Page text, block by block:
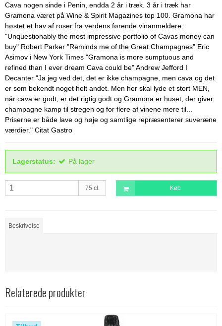
Cava nogen sinde i Penin, endda 2 år i træk. 3 år i træk har
Gramona været på Wine & Spirit Magazines top 100. Gramona har
høstet et hav af roser fra verdens førende vinanmeldere:
"Unquestionably the most impressive portfolio of Cavas money can
buy" Robert Parker "Reminds me of the Great Champagnes" Eric
Asimov i New York Times "Gramona is more sumptuous and
refined than I ever dream Cava could be" Andrew Jefford I
Decanter "Ja jeg ved det, det er ikke champagne, men cava og det
er som bekendt noget helt andet. Men her skal lyde et stort MEN,
når cava er godt, er det rigtig godt og Gramona er huset, der giver
champagne kamp til stregen og for flere af vinene mere til...
Priserne er både lave og høje og samtlige repræsenterer suveræne
værdier." Citat Gastro
Lagerstatus: På lager
75 cl. Køb
Beskrivelse
Relaterede produkter